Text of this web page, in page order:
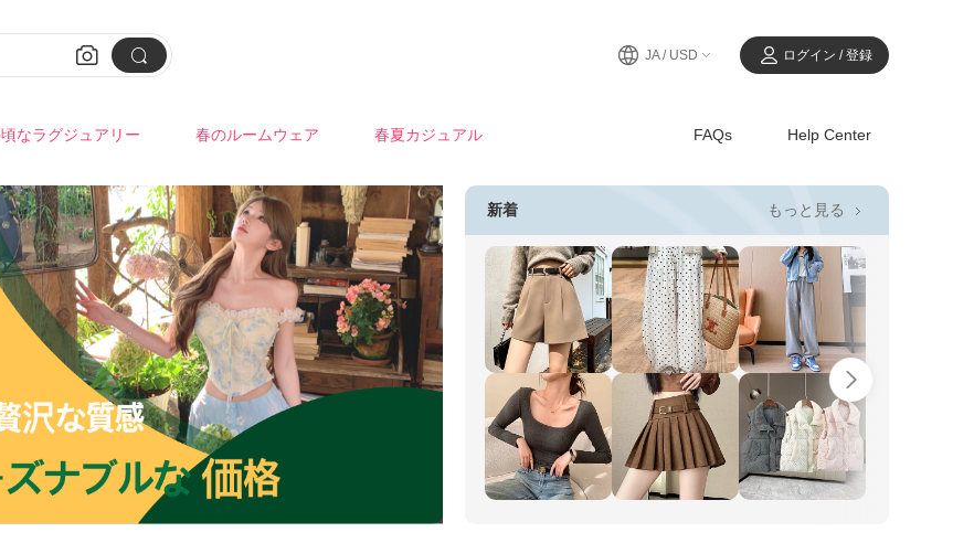
  JA / USD ログイン / 登録
なラグジュアリー 春のルームウェア 春夏カジュアル FAQs Help Center
新着 もっと見る 